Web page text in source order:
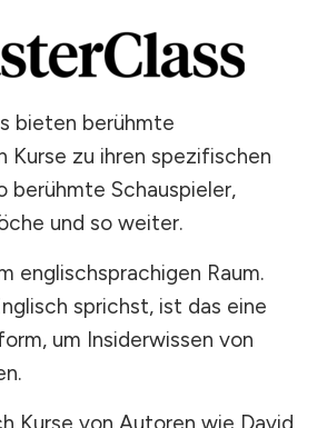
bieten berühmte
Kurse zu ihren spezifischen
berühmte Schauspieler,
und so weiter.
englischsprachigen Raum.
sprichst, ist das eine
um Insiderwissen von